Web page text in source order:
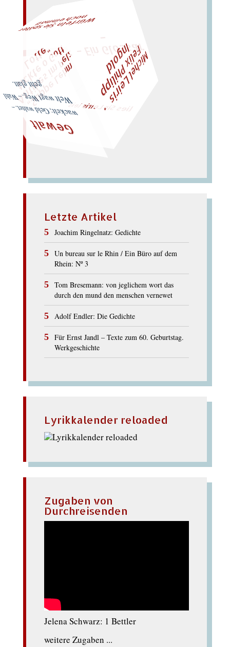
„
S
u
p
p
e
L
e
h
m
A
n
t
i
k
e
s
i
m
P
e
l
z
t
i
c
k
t
e
o
G
o
t
t
L
o
t
t
e
"
Gewalt
wackelt; Geld waltet. –
Welt wagt Weg. – Wahl
geht glatt. M
i
c
h
e
l
L
e
i
r
i
s
・
F
e
l
i
x
P
h
i
l
i
p
p
I
n
g
o
l
d
– Ein Glossar
lies Sir Leiris leis
W
ürfeln Sie später
n
och einm
al!
Letzte Artikel
Joachim Ringelnatz: Gedichte
Un bureau sur le Rhin / Ein Büro auf dem
Rhein: Nº 3
Tom Bresemann: von jeglichem wort das
durch den mund den menschen vernewet
Adolf Endler: Die Gedichte
Für Ernst Jandl – Texte zum 60. Geburtstag.
Werkgeschichte
Lyrikkalender reloaded
Zugaben von
Durchreisenden
Jelena Schwarz: 1 Bettler
weitere Zugaben ...